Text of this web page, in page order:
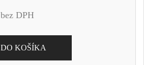
bez DPH